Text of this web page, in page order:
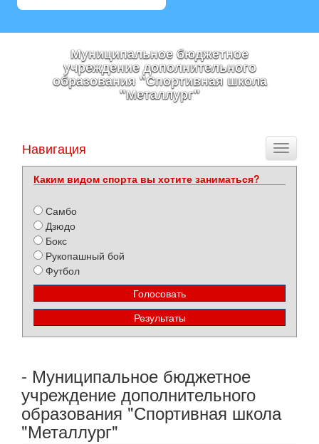
Муниципальное бюджетное
учреждение дополнительного
образования "Спортивная школа
"Металлург"
Toggle
Навигация
Каким видом спорта вы хотите заниматься?
Самбо
Дзюдо
Бокс
Рукопашный бой
Футбол
- Муниципальное бюджетное
учреждение дополнительного
образования "Спортивная школа
"Металлург"